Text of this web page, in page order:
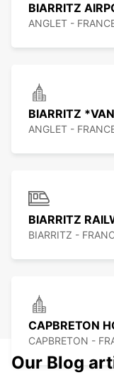
BIARRITZ
ANGLET -
BIARRITZ
ANGLET -
BIARRITZ
BIARRITZ -
CAPBRETON
CAPBRETON -
Our Blog